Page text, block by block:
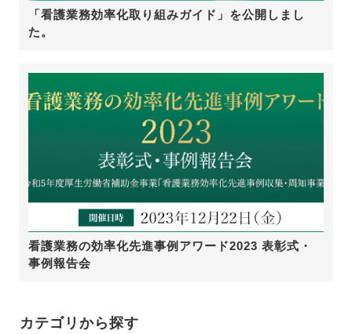
「看護業務効率化取り組みガイド」を公開しまし
た。
看護業務の効率化先進事例アワード2023 表彰式・
事例報告会
カテゴリから探す